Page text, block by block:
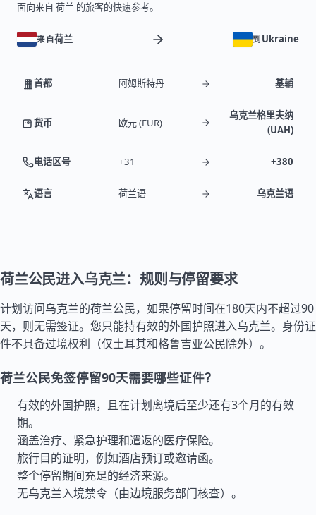
面向来自 荷兰 的旅客的快速参考。
来自荷兰 到 Ukraine
首都 阿姆斯特丹 基辅
货币 欧元 (EUR)
乌克兰格里夫纳
(UAH)
电话区号 +31 +380
语言 荷兰语 乌克兰语
荷兰公民进入乌克兰：规则与停留要求
计划访问乌克兰的荷兰公民，如果停留时间在180天内不超过90
天，则无需签证。您只能持有效的外国护照进入乌克兰。身份证
件不具备过境权利（仅土耳其和格鲁吉亚公民除外）。
荷兰公民免签停留90天需要哪些证件？
有效的外国护照，且在计划离境后至少还有3个月的有效
期。
涵盖治疗、紧急护理和遣返的医疗保险。
旅行目的证明，例如酒店预订或邀请函。
整个停留期间充足的经济来源。
无乌克兰入境禁令（由边境服务部门核查）。